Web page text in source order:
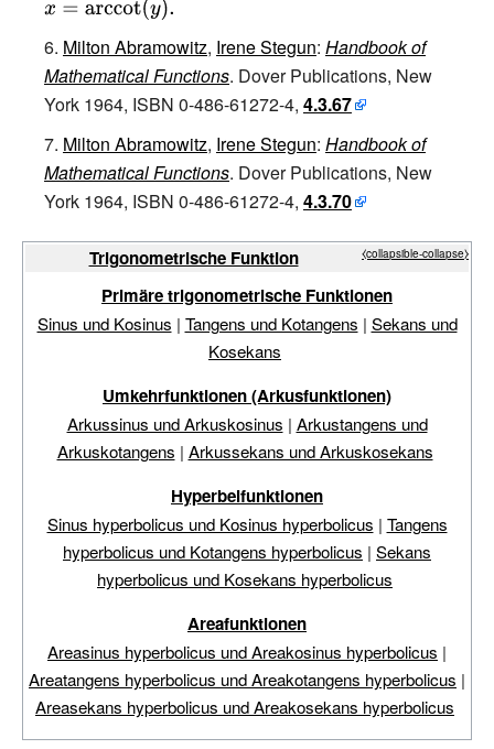
{5}}/2+5{\sqrt {2}}{\sqrt
{3}}/2+5{\sqrt {2}}{\sqrt {5}}/2-
2{\sqrt {3}}{\sqrt {5}}+{\sqrt
{2}}{\sqrt {3}}{\sqrt {5}}\right)
{5}}/5}}\\&=0{,}0261859\ldots
\end{aligned}}}
{arccot} (y).}
Milton Abramowitz, Irene Stegun: Handbook of
Mathematical Functions. Dover Publications, New
York 1964, ISBN 0-486-61272-4, 4.3.67
Milton Abramowitz, Irene Stegun: Handbook of
Mathematical Functions. Dover Publications, New
York 1964, ISBN 0-486-61272-4, 4.3.70
⧼collapsible-collapse⧽
Trigonometrische Funktion
Primäre trigonometrische Funktionen
Sinus und Kosinus | Tangens und Kotangens | Sekans und
Kosekans
Umkehrfunktionen (Arkusfunktionen)
Arkussinus und Arkuskosinus | Arkustangens und
Arkuskotangens | Arkussekans und Arkuskosekans
Hyperbelfunktionen
Sinus hyperbolicus und Kosinus hyperbolicus | Tangens
hyperbolicus und Kotangens hyperbolicus | Sekans
hyperbolicus und Kosekans hyperbolicus
Areafunktionen
Areasinus hyperbolicus und Areakosinus hyperbolicus |
Areatangens hyperbolicus und Areakotangens hyperbolicus |
Areasekans hyperbolicus und Areakosekans hyperbolicus